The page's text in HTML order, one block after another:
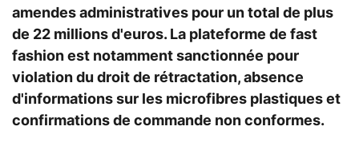
amendes administratives pour un total de plus
de 22 millions d'euros. La plateforme de fast
fashion est notamment sanctionnée pour
violation du droit de rétractation, absence
d'informations sur les microfibres plastiques et
confirmations de commande non conformes.